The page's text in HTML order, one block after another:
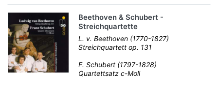
Beethoven & Schubert -
Streichquartette
L. v. Beethoven (1770-1827)
Streichquartett op. 131
F. Schubert (1797-1828)
Quartettsatz c-Moll